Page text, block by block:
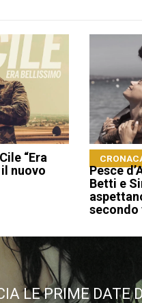
“Era
nuovo
Pesce
Betti e
LE PRIME DATE